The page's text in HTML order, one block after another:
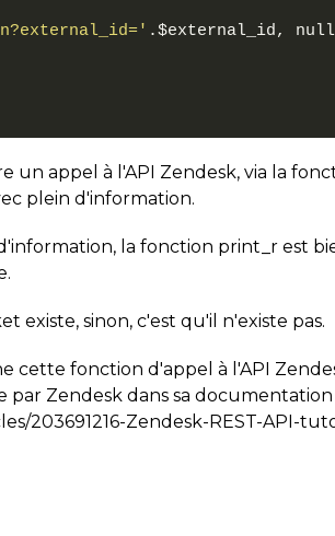
.$external_id, null
un appel à l'API Zendesk, via la
plein d'information.
la fonction print_r est
.
existe, sinon, c'est qu'il n'existe pas.
fonction d'appel à l'API
Zendesk dans sa
203691216-Zendesk-REST-API-